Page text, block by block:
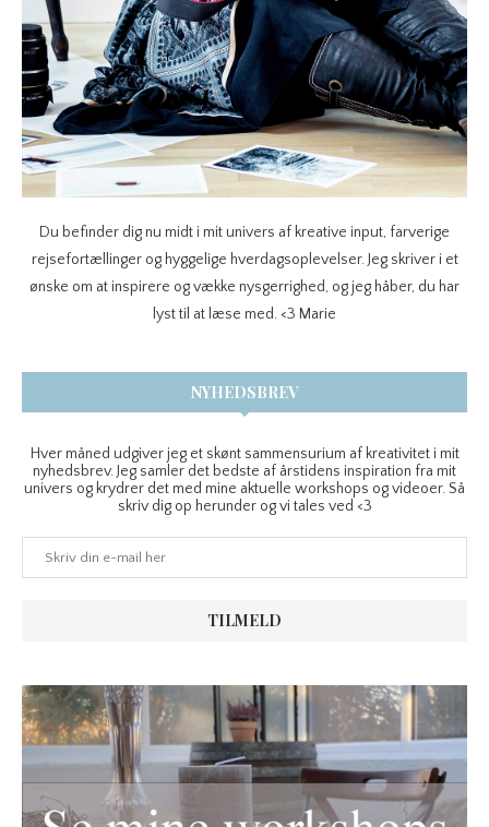
Du befinder dig nu midt i mit univers af kreative input, farverige
rejsefortællinger og hyggelige hverdagsoplevelser. Jeg skriver i et
ønske om at inspirere og vække nysgerrighed, og jeg håber, du har
lyst til at læse med. <3 Marie
NYHEDSBREV
Hver måned udgiver jeg et skønt sammensurium af kreativitet i mit
nyhedsbrev. Jeg samler det bedste af årstidens inspiration fra mit
univers og krydrer det med mine aktuelle workshops og videoer. Så
skriv dig op herunder og vi tales ved <3